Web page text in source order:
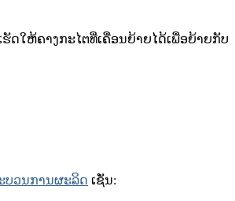
ຮັດໃຫ້ຄາງກະໄຕທີ່ເຄື່ອນຍ້າຍໄດ້ເພື່ອຍ້າຍກັບ
ບວນການຜະລິດ ເຊັ່ນ: